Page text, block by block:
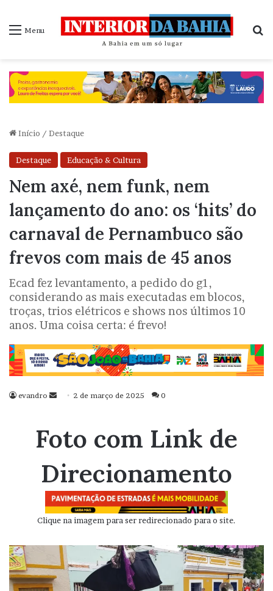
Menu
Início / Destaque
Destaque Educação & Cultura
Nem axé, nem funk, nem
lançamento do ano: os ‘hits’ do
carnaval de Pernambuco são
frevos com mais de 45 anos
Ecad fez levantamento, a pedido do g1,
considerando as mais executadas em blocos,
troças, trios elétricos e shows nos últimos 10
anos. Uma coisa certa: é frevo!
evandro
Mande
mail
2 de março de 2025 0
Foto com Link de
Direcionamento
Clique na imagem para ser redirecionado para o site.